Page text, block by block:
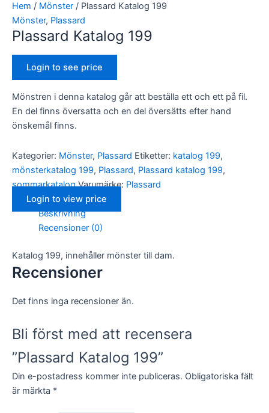
Hem / Mönster / Plassard Katalog 199
Mönster, Plassard
Plassard Katalog 199
Login to see price
Mönstren i denna katalog går att beställa ett och ett på fil.
En del finns översatta och en del översätts efter hand
önskemål finns.
Kategorier: Mönster, Plassard Etiketter: katalog 199,
mönsterkatalog 199, Plassard, Plassard katalog 199,
sommarkatalog Varumärke: Plassard
Login to view price
Beskrivning
Recensioner (0)
Katalog 199, innehåller mönster till dam.
Recensioner
Det finns inga recensioner än.
Bli först med att recensera
”Plassard Katalog 199”
Din e-postadress kommer inte publiceras. Obligatoriska fält
är märkta *
behövs för
att hemsidan
över huvud
taget ska
För att vi ska
kunna
förbättra
hemsidans
och
uppbyggnad,
baserat på
hur
hemsidan
För att vår
hemsida ska
prestera så
möjligt under
de här
kommer viss
att försvinna
från